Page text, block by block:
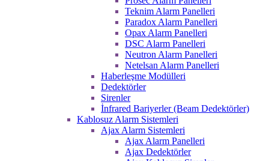
Teknim Alarm Panelleri
Paradox Alarm Panelleri
Opax Alarm Panelleri
DSC Alarm Panelleri
Neutron Alarm Panelleri
Netelsan Alarm Panelleri
Haberleşme Modülleri
Dedektörler
Sirenler
İnfrared Bariyerler (Beam Dedektörler)
Kablosuz Alarm Sistemleri
Ajax Alarm Sistemleri
Ajax Alarm Panelleri
Ajax Dedektörler